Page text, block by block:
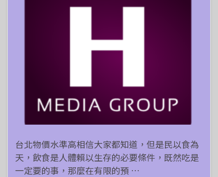
台北物價水準高相信大家都知道，但是民以食為
天，飲食是人體賴以生存的必要條件，既然吃是
一定要的事，那麼在有限的預 …